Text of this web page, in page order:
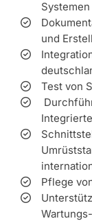
und
Test von
Pflege